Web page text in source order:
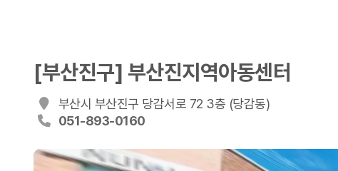
[부산진구] 부산진지역아동센터
부산시 부산진구 당감서로 72 3층 (당감동)
051-893-0160